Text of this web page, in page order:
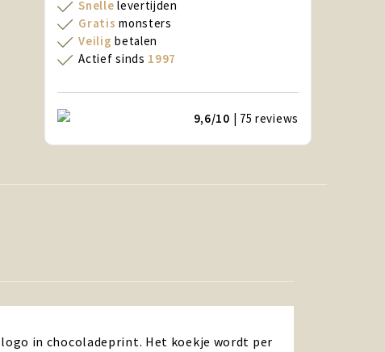
Snelle levertijden
Gratis monsters
Veilig betalen
Actief sinds 1997
9,6/10 | 75reviews
in chocoladeprint. Het koekje wordt per